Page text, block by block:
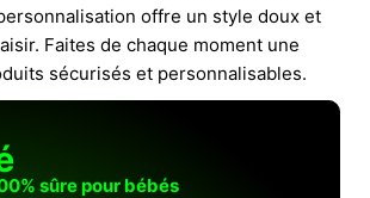
offre un style doux et
Faites de chaque moment une
sécurisés et personnalisables.
sûre pour bébés